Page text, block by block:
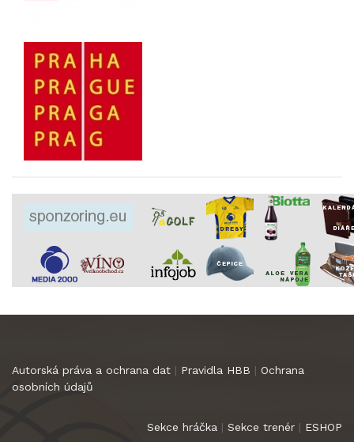
Autorská práva a ochrana dat | Pravidla HBB | Ochrana
osobních údajů
Sekce hráčka | Sekce trenér | ESHOP